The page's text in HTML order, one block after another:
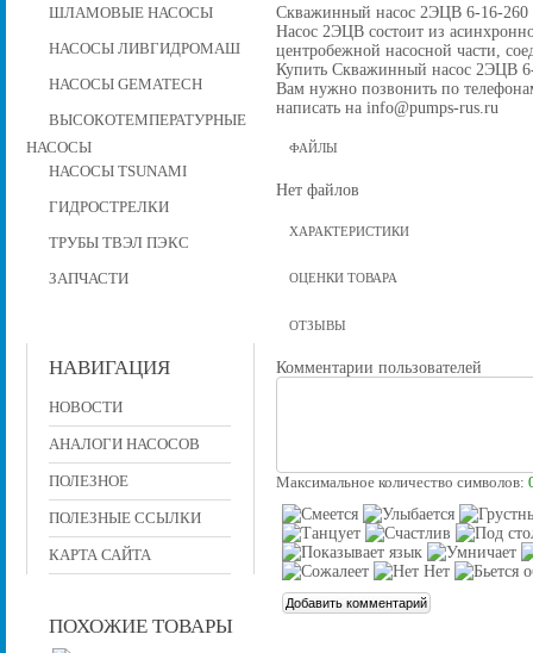
ШЛАМОВЫЕ НАСОСЫ
НАСОСЫ ЛИВГИДРОМАШ
НАСОСЫ GEMATECH
ВЫСОКОТЕМПЕРАТУРНЫЕ
НАСОСЫ
НАСОСЫ TSUNAMI
ГИДРОСТРЕЛКИ
ТРУБЫ ТВЭЛ ПЭКС
ЗАПЧАСТИ
НАВИГАЦИЯ
НОВОСТИ
АНАЛОГИ НАСОСОВ
ПОЛЕЗНОЕ
ПОЛЕЗНЫЕ ССЫЛКИ
КАРТА САЙТА
ПОХОЖИЕ ТОВАРЫ
Скважинный насос 2ЭЦВ 6-16-260
Насос 2ЭЦВ состоит из
центробежной наcосной части,
Купить Скважинный насос 2ЭЦВ 6-
Вам нужно позвонить по
написать на info@pumps-rus.ru
ФАЙЛЫ
Нет файлов
ХАРАКТЕРИСТИКИ
ОЦЕНКИ ТОВАРА
ОТЗЫВЫ
Комментарии пользователей
Максимальное количество символов: